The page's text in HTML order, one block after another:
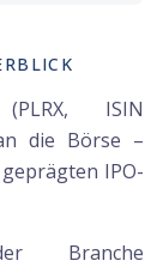
ISIN
die Börse –
IPO-
Branche